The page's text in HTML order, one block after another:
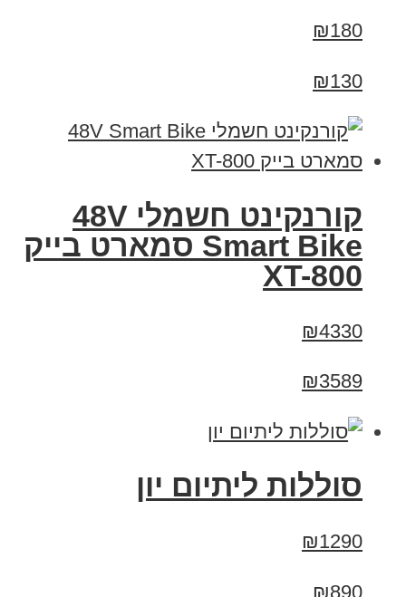
₪180
₪130
קורנקינט חשמלי 48V
Smart Bike סמארט בייק
XT-800
₪4330
₪3589
סוללות ליתיום יון
₪1290
₪890